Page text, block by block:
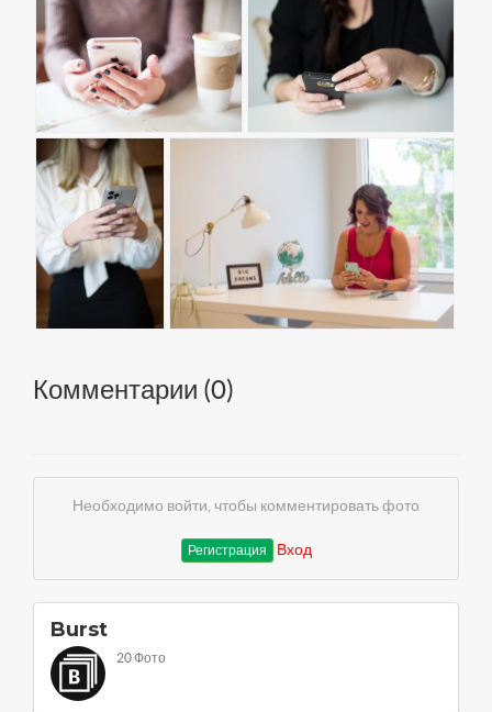
Комментарии (0)
Необходимо войти, чтобы комментировать фото
Регистрация Вход
Burst
20 Фото